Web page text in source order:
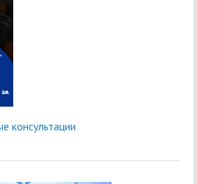
консультации